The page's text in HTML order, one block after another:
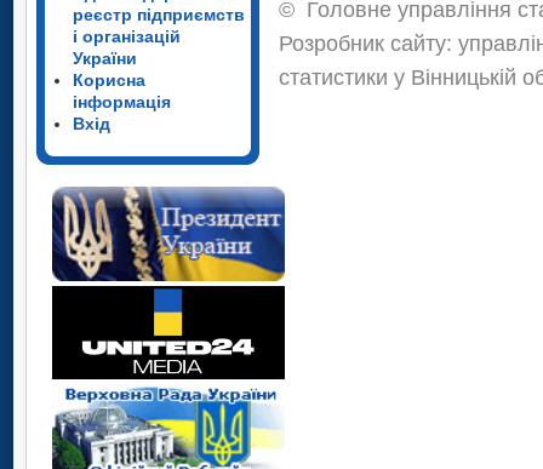
реєстр підприємств
і організацій
України
Корисна
інформація
Вхід
© Головне управління
Розробник сайту:
статистики у Вінницькій